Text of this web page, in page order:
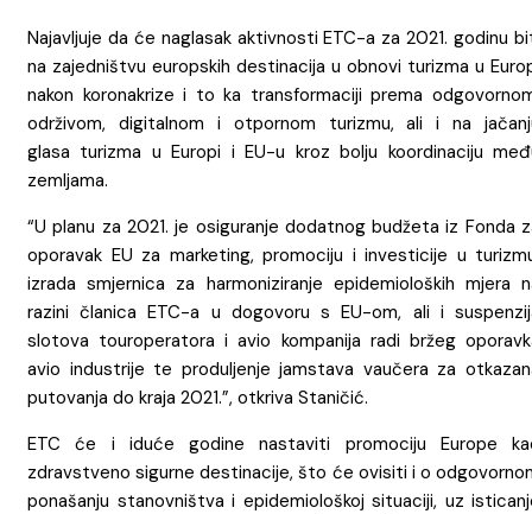
Najavljuje da će naglasak aktivnosti ETC-a za 2021. godinu
na zajedništvu europskih destinacija u obnovi turizma u
nakon koronakrize i to ka transformaciji prema
održivom, digitalnom i otpornom turizmu, ali i na
glasa turizma u Europi i EU-u kroz bolju koordinaciju
zemljama.
“U planu za 2021. je osiguranje dodatnog budžeta iz Fonda
oporavak EU za marketing, promociju i investicije u
izrada smjernica za harmoniziranje epidemioloških mjera
razini članica ETC-a u dogovoru s EU-om, ali i
slotova touroperatora i avio kompanija radi bržeg
avio industrije te produljenje jamstava vaučera za
putovanja do kraja 2021.”, otkriva Staničić.
ETC će i iduće godine nastaviti promociju Europe
zdravstveno sigurne destinacije, što će ovisiti i o
ponašanju stanovništva i epidemiološkoj situaciji, uz